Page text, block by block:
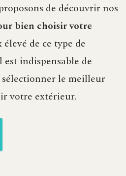
de découvrir nos
bien choisir votre
de ce type de
indispensable de
le meilleur
votre extérieur.